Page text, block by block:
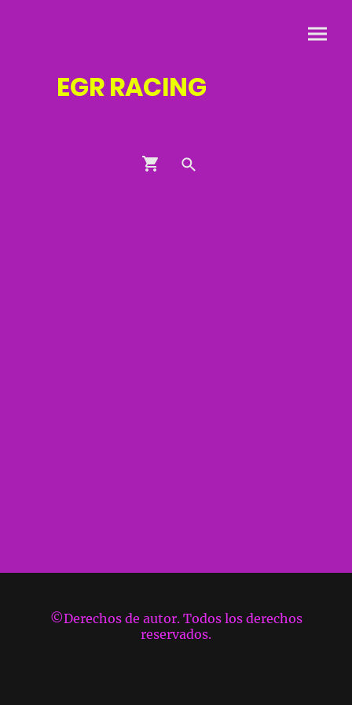
EGRRACING
©Derechos de autor. Todos los derechos
reservados.